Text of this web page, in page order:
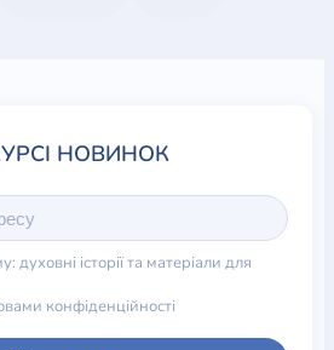
історії та матеріали для
конфіденційності